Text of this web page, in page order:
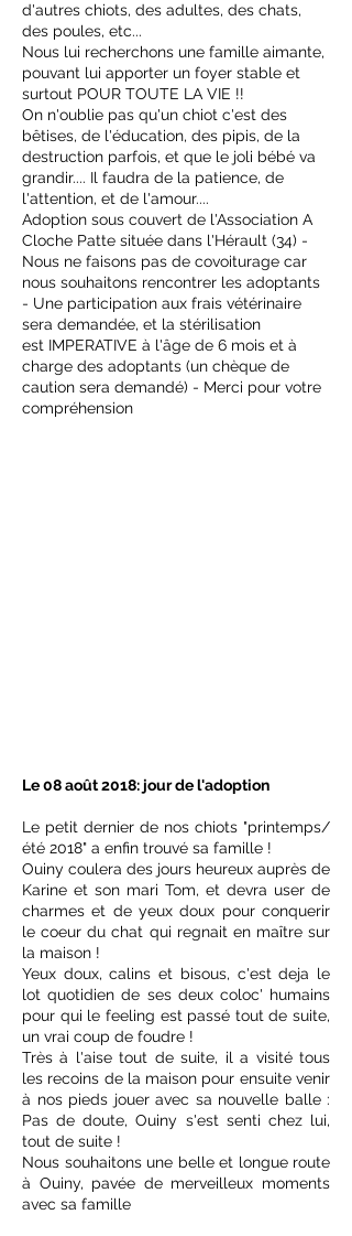
d'autres chiots, des adultes, des chats,
des poules, etc...
Nous lui recherchons une famille aimante,
pouvant lui apporter un foyer stable et
surtout POUR TOUTE LA VIE !!
On n'oublie pas qu'un chiot c'est des
bêtises, de l'éducation, des pipis, de la
destruction parfois, et que le joli bébé va
grandir.... Il faudra de la patience, de
l'attention, et de l'amour....
Adoption sous couvert de l'Association A
Cloche Patte située dans l'Hérault (34) -
Nous ne faisons pas de covoiturage car
nous souhaitons rencontrer les adoptants
- Une participation aux frais vétérinaire
sera demandée, et la stérilisation
est IMPERATIVE à l'âge de 6 mois et à
charge des adoptants (un chèque de
caution sera demandé) - Merci pour votre
compréhension
Le 08 août 2018: jour de l'adoption
Le petit dernier de nos chiots "printemps/
été 2018" a enfin trouvé sa famille !
Ouiny coulera des jours heureux auprès de
Karine et son mari Tom, et devra user de
charmes et de yeux doux pour conquerir
le coeur du chat qui regnait en maître sur
la maison !
Yeux doux, calins et bisous, c'est deja le
lot quotidien de ses deux coloc' humains
pour qui le feeling est passé tout de suite,
un vrai coup de foudre !
Très à l'aise tout de suite, il a visité tous
les recoins de la maison pour ensuite venir
à nos pieds jouer avec sa nouvelle balle :
Pas de doute, Ouiny s'est senti chez lui,
tout de suite !
Nous souhaitons une belle et longue route
à Ouiny, pavée de merveilleux moments
avec sa famille